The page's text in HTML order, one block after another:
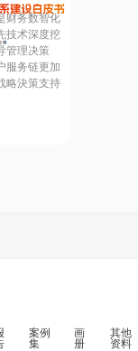
财务数智化
技术深度挖
管理决策
服务链更加
略決策支持
案例
集
画
册
其他
资料